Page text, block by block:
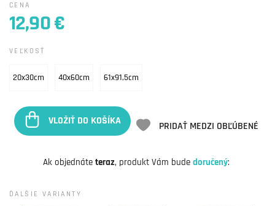
CENA
12,90 €
VEĽKOSŤ
20x30cm 40x60cm 61x91,5cm
VLOŽIŤ DO KOŠÍKA PRIDAŤ MEDZI OBĽÚBENÉ
Ak objednáte teraz, produkt Vám bude doručený:
ĎALŠIE VARIANTY